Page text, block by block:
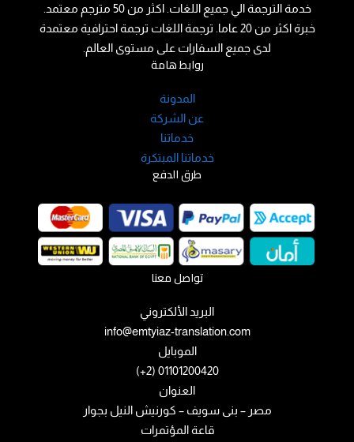
تواصل معنا
البريد الألكتروني
info@emtyiaz-translation.com
الموبايل
01101200420 (2+)
العنوان
مصر – بنى سويف – كورنيش النيل بجوار
قاعة المؤتمرات
طرق الدفع
روابط هامة
المدونة
عن الشركة
خدماتنا
خدماتنا المبتكرة
خدمة الترجمة الي جميع اللغات. اكثر من 50 مترجم معتمد.
خبرة اكثر من 20 عاما. ترجمة اللغات ترجمة احترافية معتمدة
لدى جميع السفارات على مستوى العالم.